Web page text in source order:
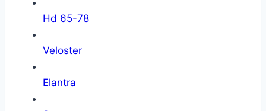
Hd 65-78
Veloster
Elantra